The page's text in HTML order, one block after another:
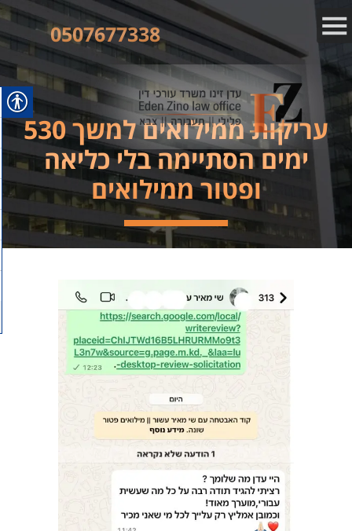
0507677338
עריקות ממילואים למשך 530
ימים הסתיימה בלי כליאה
ופטור ממילואים